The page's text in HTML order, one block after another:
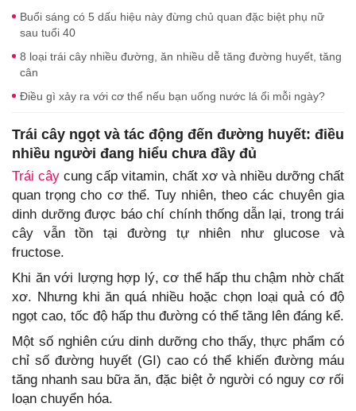
Buổi sáng có 5 dấu hiệu này đừng chủ quan đặc biệt phụ nữ
sau tuổi 40
8 loại trái cây nhiều đường, ăn nhiều dễ tăng đường huyết, tăng
cân
Điều gì xảy ra với cơ thể nếu bạn uống nước lá ổi mỗi ngày?
Trái cây ngọt và tác động đến đường huyết: điều
nhiều người đang hiểu chưa đầy đủ
Trái cây cung cấp vitamin, chất xơ và nhiều dưỡng chất
quan trọng cho cơ thể. Tuy nhiên, theo các chuyên gia
dinh dưỡng được báo chí chính thống dẫn lại, trong trái
cây vẫn tồn tại đường tự nhiên như glucose và
fructose.
Khi ăn với lượng hợp lý, cơ thể hấp thu chậm nhờ chất
xơ. Nhưng khi ăn quá nhiều hoặc chọn loại quả có độ
ngọt cao, tốc độ hấp thu đường có thể tăng lên đáng kể.
Một số nghiên cứu dinh dưỡng cho thấy, thực phẩm có
chỉ số đường huyết (GI) cao có thể khiến đường máu
tăng nhanh sau bữa ăn, đặc biệt ở người có nguy cơ rối
loạn chuyển hóa.